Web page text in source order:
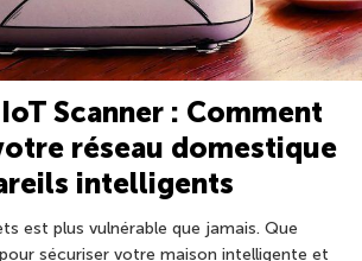
Scanner : Comment
réseau domestique
intelligents
est plus vulnérable que jamais. Que
sécuriser votre maison intelligente et